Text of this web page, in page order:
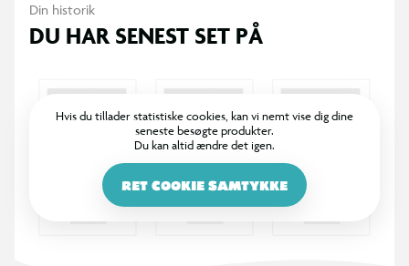
Din historik
DU HAR SENEST SET PÅ
Hvis du tillader statistiske cookies, kan vi nemt vise dig dine
seneste besøgte produkter.
Du kan altid ændre det igen.
RET COOKIE SAMTYKKE